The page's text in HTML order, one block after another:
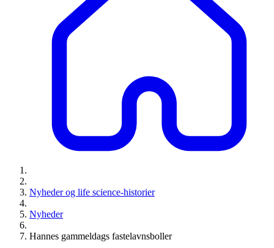
Nyheder og life science-historier
Nyheder
Hannes gammeldags fastelavnsboller